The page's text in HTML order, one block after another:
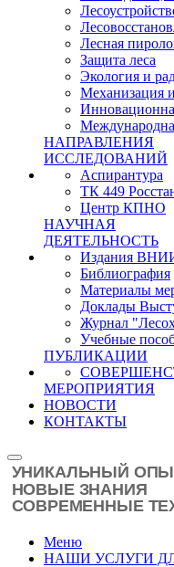
Лесная
Защита леса
Экология и
Механизация
НАПРАВЛЕНИЯ
ИССЛЕДОВАНИЙ
Аспирантура
ТК 449
Центр КПНО
НАУЧНАЯ
ДЕЯТЕЛЬНОСТЬ
Издания
Библиография
Материалы
Доклады
Журнал
Учебные
ПУБЛИКАЦИИ
МЕРОПРИЯТИЯ
НОВОСТИ
КОНТАКТЫ
Меню
НАШИ УСЛУГИ